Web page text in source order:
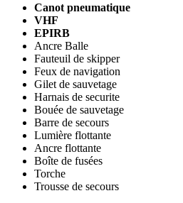
Canot pneumatique
VHF
EPIRB
Ancre Balle
Fauteuil de skipper
Feux de navigation
Gilet de sauvetage
Harnais de securite
Bouée de sauvetage
Barre de secours
Lumière flottante
Ancre flottante
Boîte de fusées
Torche
Trousse de secours